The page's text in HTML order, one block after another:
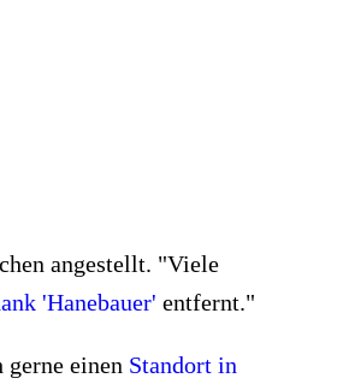
angestellt. "Viele
'Hanebauer' entfernt."
einen Standort in